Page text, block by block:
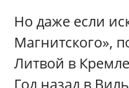
Но даже если
Магнитского»,
Литвой в
Год назад в